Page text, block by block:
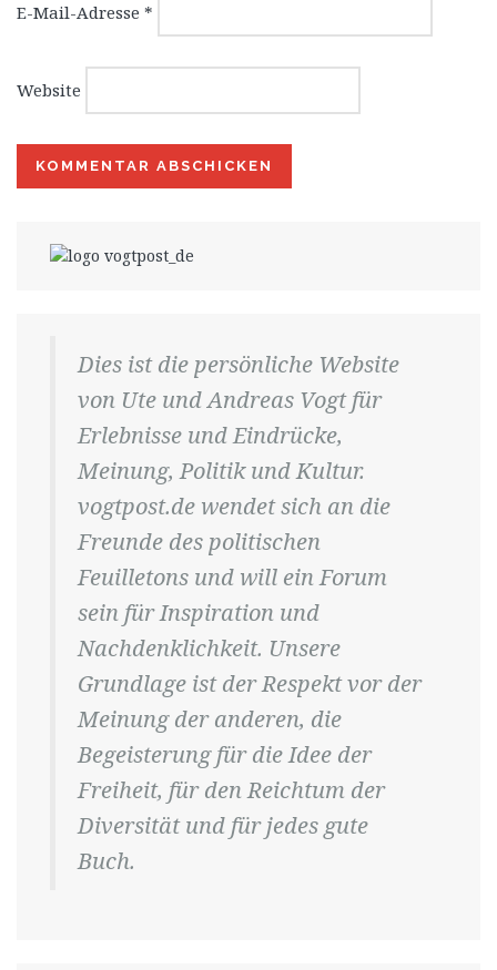
E-Mail-Adresse *
Website
Dies ist die persönliche Website
von Ute und Andreas Vogt für
Erlebnisse und Eindrücke,
Meinung, Politik und Kultur.
vogtpost.de wendet sich an die
Freunde des politischen
Feuilletons und will ein Forum
sein für Inspiration und
Nachdenklichkeit. Unsere
Grundlage ist der Respekt vor der
Meinung der anderen, die
Begeisterung für die Idee der
Freiheit, für den Reichtum der
Diversität und für jedes gute
Buch.